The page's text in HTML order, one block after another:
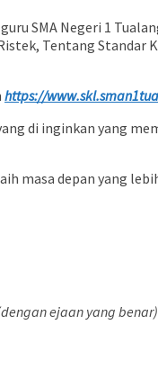
SMA Negeri 1
Tentang Standar
https://
di inginkan yang
masa depan yang
ejaan yang benar)